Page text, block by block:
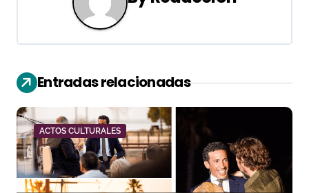
c
i
ó
n
d
e
Entradas relacionadas
ACTOS CULTURALES